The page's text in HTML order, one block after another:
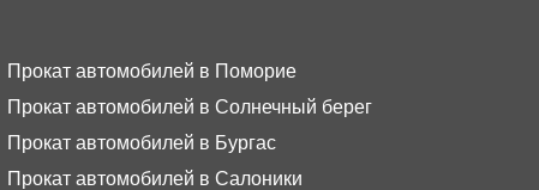
Прокат автомобилей в Поморие
Прокат автомобилей в Солнечный берег
Прокат автомобилей в Бургас
Прокат автомобилей в Салоники